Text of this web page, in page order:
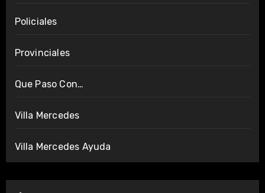
Policiales
Provinciales
Que Paso Con…
Villa Mercedes
Villa Mercedes Ayuda